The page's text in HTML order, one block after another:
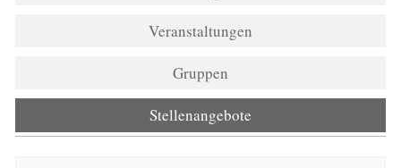
Veranstaltungen
Gruppen
Stellenangebote